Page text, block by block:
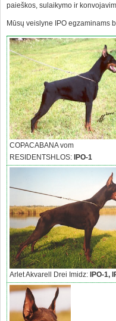
paieškos, sulaikymo ir
Mūsų veislyne IPO egzaminams
COPACABANA vom
RESIDENTSHLOS: IPO-1
Arlet Akvarell Drei Imidz: IPO-1,